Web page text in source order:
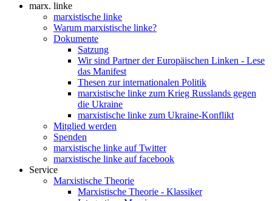
marx. linke
marxistische linke
Warum marxistische linke?
Dokumente
Satzung
Wir sind Partner der Europäischen Linken - Lese
das Manifest
Thesen zur internationalen Politik
marxistische linke zum Krieg Russlands gegen
die Ukraine
marxistische linke zum Ukraine-Konflikt
Mitglied werden
Spenden
marxistische linke auf Twitter
marxistische linke auf facebook
Service
Marxistische Theorie
Marxistische Theorie - Klassiker